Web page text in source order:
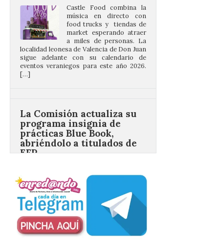
market esperando atraer
a miles de personas. La
localidad leonesa de Valencia de Don Juan
sigue adelante con su calendario de
eventos veraniegos para este año 2026.
[…]
prácticas Blue Book,
abriéndolo a titulados de
EFP
6 Ago 2026
Las solicitudes estarán
abiertas del 22 de julio al 4
de septiembre de 2026.
Bruselas, 6 de agosto de
2026.- La Comisión
Europea ha actualizado las normas de su
programa de prácticas, estableciendo un
marco único modernizado que hace que el